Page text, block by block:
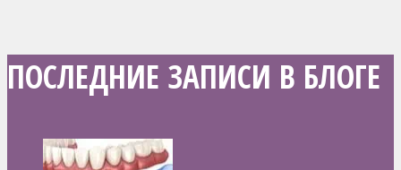
ПОСЛЕДНИЕ ЗАПИСИ В БЛОГЕ